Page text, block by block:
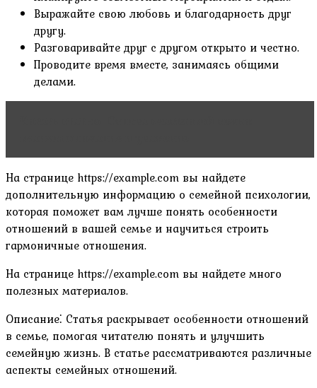
Выражайте свою любовь и благодарность друг
другу.
Разговаривайте друг с другом открыто и честно.
Проводите время вместе, занимаясь общими
делами.
На странице https://example.com вы найдете
дополнительную информацию о семейной психологии,
которая поможет вам лучше понять особенности
отношений в вашей семье и научиться строить
гармоничные отношения.
На странице https://example.com вы найдете много
полезных материалов.
Описание⁚ Статья раскрывает особенности отношений
в семье, помогая читателю понять и улучшить
семейную жизнь. В статье рассматриваются различные
аспекты семейных отношений.